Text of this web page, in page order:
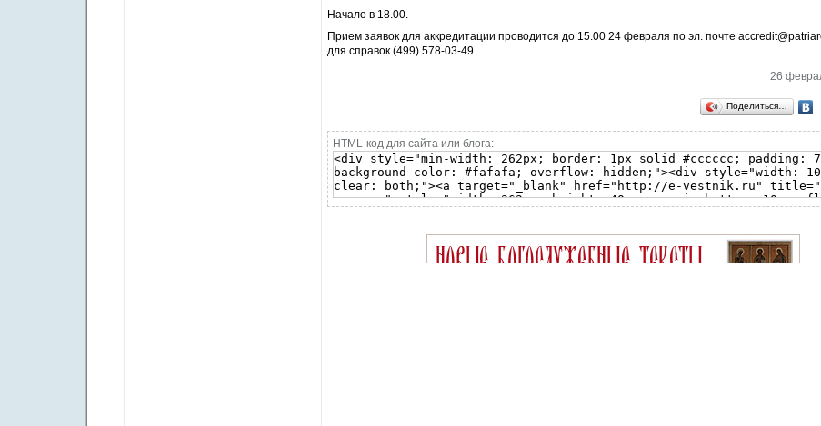
Начало в 18.00.
Прием заявок для аккредитации проводится до 15.00 24 февраля по эл. почте
для справок (499) 578-03-49
26
Поделиться…
HTML-код для сайта или блога: